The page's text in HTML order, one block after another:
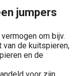
jumpers
om bijv.
van de kuitspieren,
en de